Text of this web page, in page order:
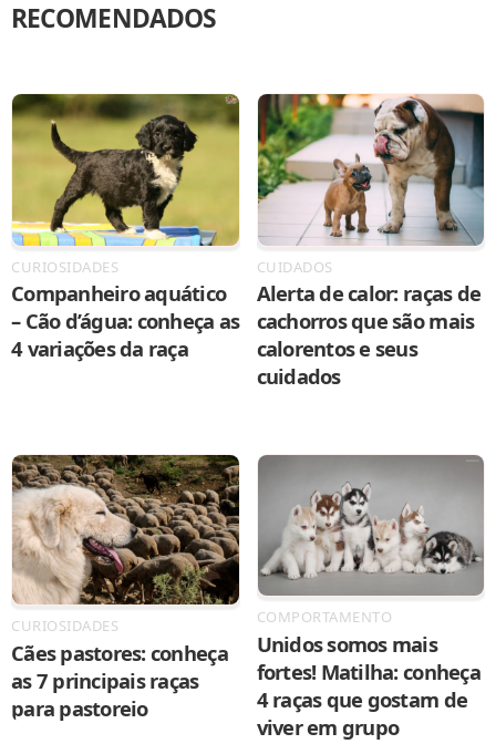
RECOMENDADOS
CURIOSIDADES
Companheiro aquático
– Cão d’água: conheça as
4 variações da raça
CUIDADOS
Alerta de calor: raças de
cachorros que são mais
calorentos e seus
cuidados
CURIOSIDADES
Cães pastores: conheça
as 7 principais raças
para pastoreio
COMPORTAMENTO
Unidos somos mais
fortes! Matilha: conheça
4 raças que gostam de
viver em grupo